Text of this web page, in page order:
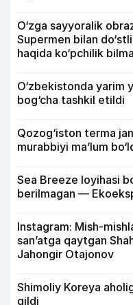
O‘zga sayyoralik
Supermen bilan
haqida ko‘pchilik
O‘zbekistonda yarim
bog‘cha tashkil etildi
Qozog‘iston terma
murabbiyi ma’lum
Sea Breeze loyihasi
berilmagan —
Instagram: Mish-
san’atga qaytgan
Jahongir Otajonov
Shimoliy Koreya
qildi